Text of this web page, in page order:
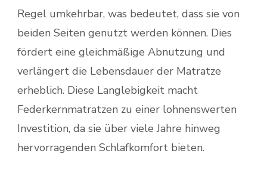
Regel umkehrbar, was bedeutet, dass sie von
beiden Seiten genutzt werden können. Dies
fördert eine gleichmäßige Abnutzung und
verlängert die Lebensdauer der Matratze
erheblich. Diese Langlebigkeit macht
Federkernmatratzen zu einer lohnenswerten
Investition, da sie über viele Jahre hinweg
hervorragenden Schlafkomfort bieten.